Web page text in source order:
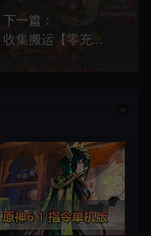
下一篇：
收集搬运【零充传承】传奇单机一键游戏端 补丁 登录器 网站 教程 GM模式 GM工具